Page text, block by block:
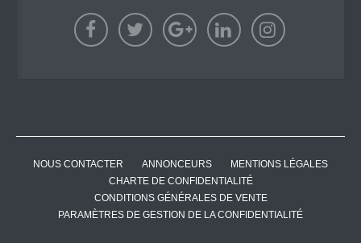
NOUS CONTACTER ANNONCEURS
MENTIONS LÉGALES
CHARTE DE CONFIDENTIALITÉ
CONDITIONS GÉNÉRALES DE VENTE
PARAMÈTRES DE GESTION DE LA CONFIDENTIALITÉ